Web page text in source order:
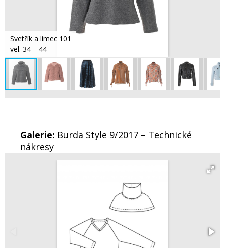
Svetřík a límec 101
vel. 34 – 44
Galerie: Burda Style 9/2017 – Technické
nákresy